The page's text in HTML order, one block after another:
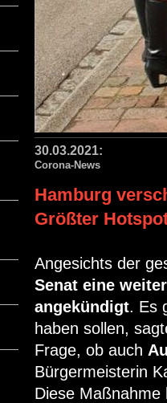
30.03.2021:
Corona-News
Hamburg
Größter
Angesichts der
Senat eine
angekündigt. Es
haben sollen,
Frage, ob auch
Bürgermeisterin
Diese Maßnahme